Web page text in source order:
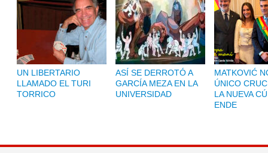
UN LIBERTARIO
LLAMADO EL TURI
TORRICO
ASÍ SE DERROTÓ A
GARCÍA MEZA EN LA
UNIVERSIDAD
MATKOVIĆ
ÚNICO
LA NUEVA
ENDE